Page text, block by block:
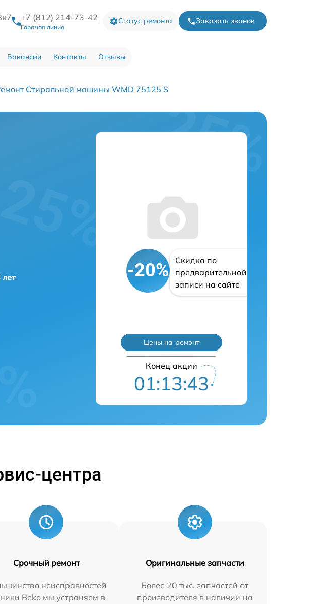
+7 (812) 214-73-42
Горячая линия
Статус ремонта Заказать звонок
Вакансии Контакты Отзывы
Стиральной машины WMD 75125 S
-20%
Скидка по
предварительной
записи на сайте
Цены на ремонт
Конец акции
01:13:42
центра
Срочный ремонт
неисправностей
Beko мы устраняем в
Оригинальные запчасти
Более 20 тыс. запчастей от
производителя в наличии на